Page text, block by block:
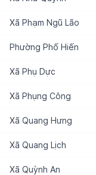
Xã Phạm Ngũ Lão
Phường Phố Hiến
Xã Phụ Dực
Xã Phụng Công
Xã Quang Hưng
Xã Quang Lịch
Xã Quỳnh An